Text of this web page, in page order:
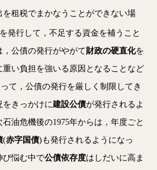
を租税でまかなうことができない場
発行して，不足する資金を補うこと
公債の発行がやがて財政の硬直化を
重い負担を強いる原因となることなど
て，公債の発行を厳しく制限してき
をきっかけに建設公債が発行されるよ
油危機後の1975年からは，年度ごと
(赤字国債)も発行されるようになっ
び悩む中で公債依存度はしだいに高ま